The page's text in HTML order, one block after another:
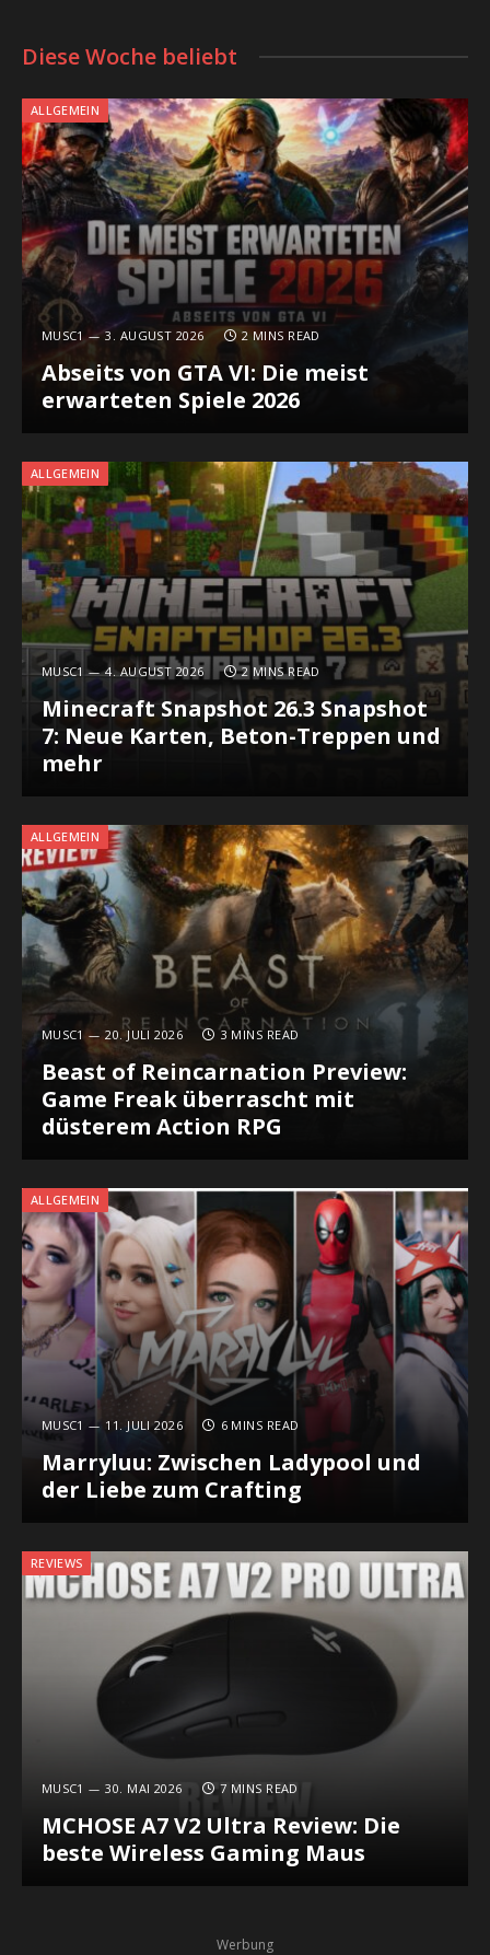
Diese Woche beliebt
ALLGEMEIN
MUSC1 3. AUGUST 2026 2 MINS READ
Abseits von GTA VI: Die meist
erwarteten Spiele 2026
ALLGEMEIN
MUSC1 4. AUGUST 2026 2 MINS READ
Minecraft Snapshot 26.3 Snapshot
7: Neue Karten, Beton-Treppen und
mehr
ALLGEMEIN
MUSC1 20. JULI 2026 3 MINS READ
Beast of Reincarnation Preview:
Game Freak überrascht mit
düsterem Action RPG
ALLGEMEIN
MUSC1 11. JULI 2026 6 MINS READ
Marryluu: Zwischen Ladypool und
der Liebe zum Crafting
REVIEWS
MUSC1 30. MAI 2026 7 MINS READ
MCHOSE A7 V2 Ultra Review: Die
beste Wireless Gaming Maus
Werbung